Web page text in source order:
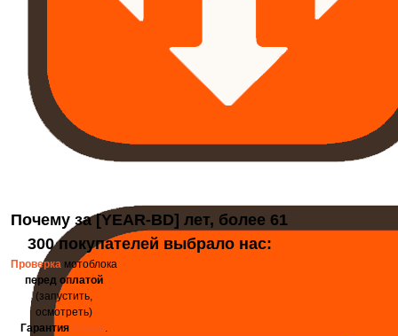
Почему за [YEAR-BD] лет, более 61
300 покупателей выбрало нас:
Проверка мотоблока
перед оплатой
(запустить,
осмотреть)
Гарантия 2 года.